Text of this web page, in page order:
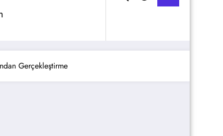
Gerçekleştirme